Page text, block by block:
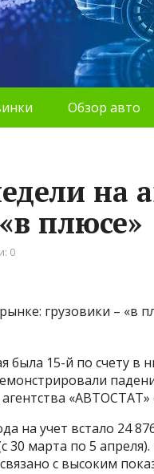
Обзор авто
на
плюсе»
0
была 15-й по счету в
на учет встало 24
марта по 5
с высоким